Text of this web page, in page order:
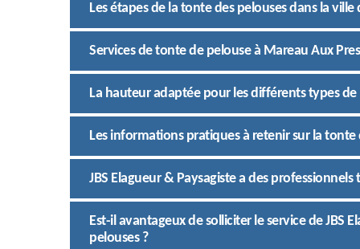
Les étapes de la tonte des pelouses dans la
Services de tonte de pelouse à Mareau Aux
La hauteur adaptée pour les différents types de
Les informations pratiques à retenir sur la tonte
JBS Elagueur & Paysagiste a des
Est-il avantageux de solliciter le service de JBS
pelouses ?